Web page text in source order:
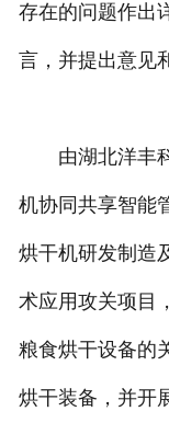
存在的问题作出
言，并提出意见
由湖北洋丰科
机协同共享智能
烘干机研发制造
术应用攻关项目
粮食烘干设备的
烘干装备，并开